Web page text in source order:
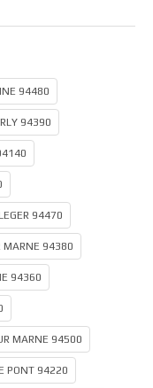
94480
94390
94470
94380
94360
MARNE 94500
PONT 94220